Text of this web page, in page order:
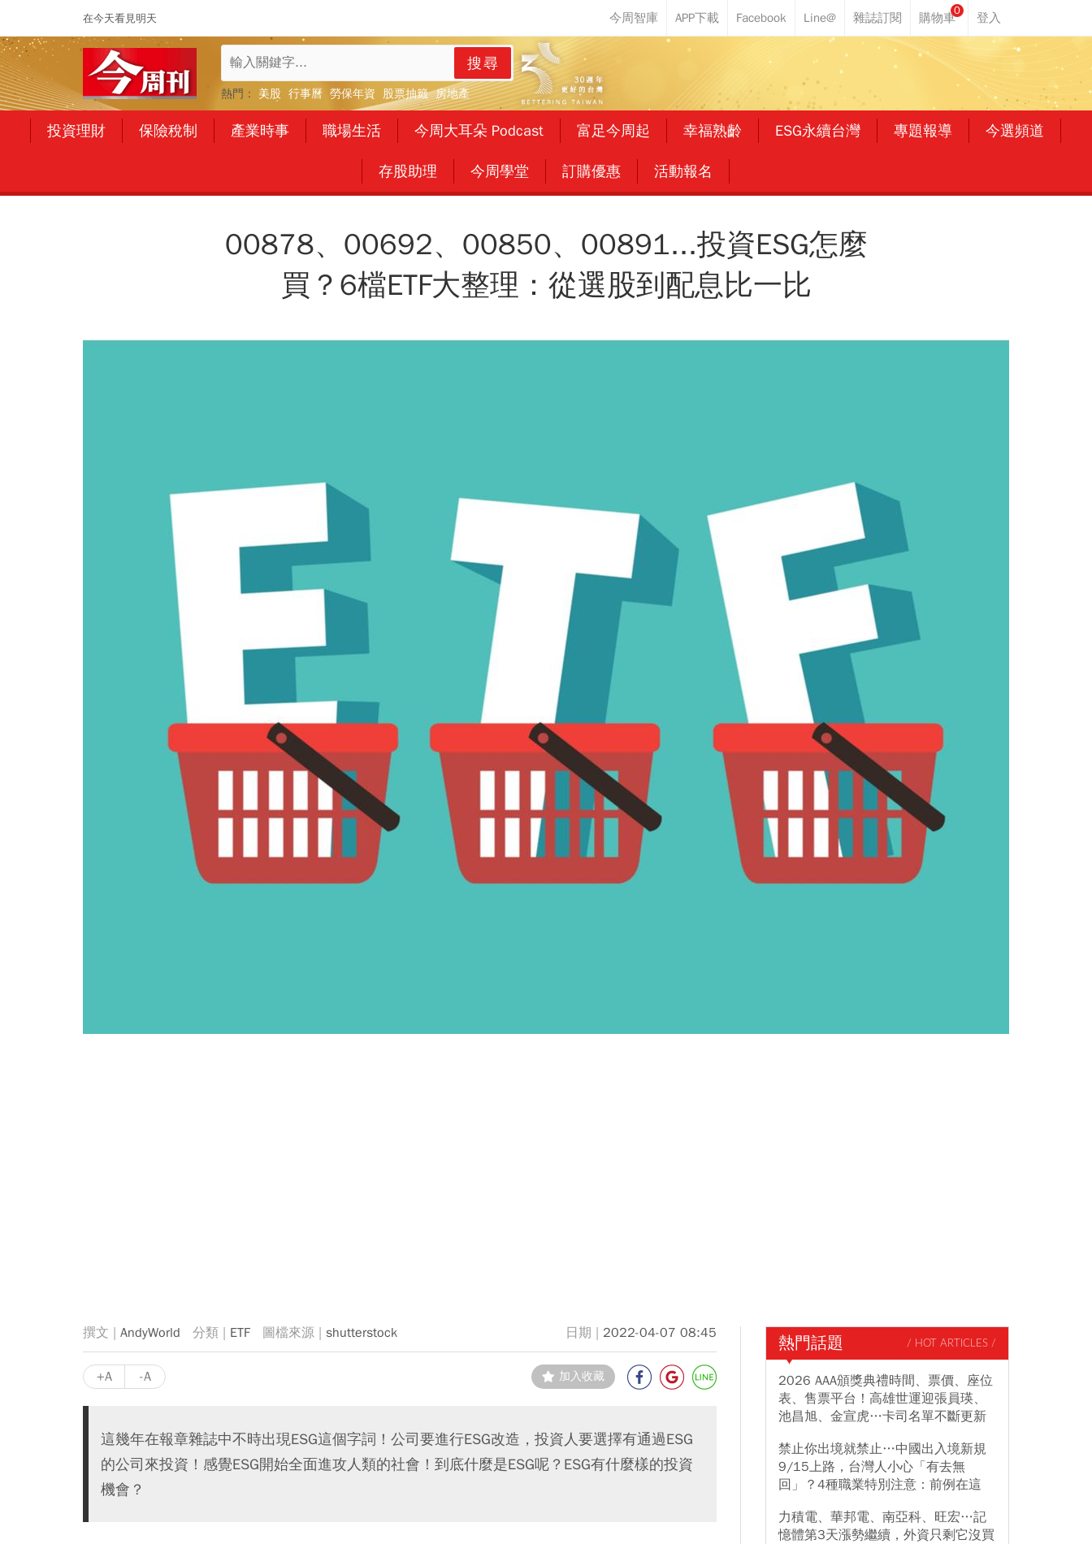
在今天看見明天
0
搜尋
熱門： 美股 行事曆 勞保年資 股票抽籤 房地產
投資理財 保險稅制 產業時事 職場生活 今周大耳朵 Podcast 富足今周起 幸福熟齡 ESG永續台灣 專題報導 今選頻道
存股助理 今周學堂 訂購優惠 活動報名
00878、00692、00850、00891...投資ESG怎麼
買？6檔ETF大整理：從選股到配息比一比
AndyWorld ETF shutterstock 2022-04-07 08:45
+A -A 加入收藏
這幾年在報章雜誌中不時出現ESG這個字詞！公司要進行ESG改造，投資人要選擇有通過ESG
的公司來投資！感覺ESG開始全面進攻人類的社會！到底什麼是ESG呢？ESG有什麼樣的投資
機會？
熱門話題 / HOT ARTICLES /
2026 AAA頒獎典禮時間、票價、座位
表、售票平台！高雄世運迎張員瑛、
池昌旭、金宣虎…卡司名單不斷更新
禁止你出境就禁止…中國出入境新規
9/15上路，台灣人小心「有去無
回」？4種職業特別注意：前例在這
力積電、華邦電、南亞科、旺宏…記
憶體第3天漲勢繼續，外資只剩它沒買